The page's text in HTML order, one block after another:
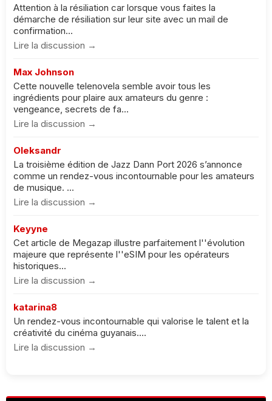
Attention à la résiliation car lorsque vous faites la
démarche de résiliation sur leur site avec un mail de
confirmation...
Lire la discussion →
Max Johnson
Cette nouvelle telenovela semble avoir tous les
ingrédients pour plaire aux amateurs du genre :
vengeance, secrets de fa...
Lire la discussion →
Oleksandr
La troisième édition de Jazz Dann Port 2026 s’annonce
comme un rendez-vous incontournable pour les amateurs
de musique. ...
Lire la discussion →
Keyyne
Cet article de Megazap illustre parfaitement l''évolution
majeure que représente l''eSIM pour les opérateurs
historiques...
Lire la discussion →
katarina8
Un rendez-vous incontournable qui valorise le talent et la
créativité du cinéma guyanais....
Lire la discussion →